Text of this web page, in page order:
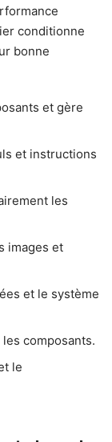
conditionne
bonne
et gère
et instructions
les
images et
et le système
composants.
le